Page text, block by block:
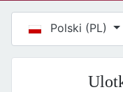
Wybierz swój język
Polski (PL)